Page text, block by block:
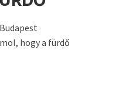
hogy a fürdő